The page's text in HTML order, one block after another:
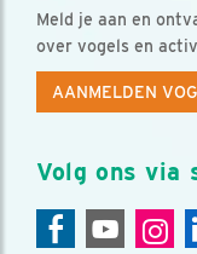
Meld je aan en
over vogels en
AANMELDEN
Volg ons via